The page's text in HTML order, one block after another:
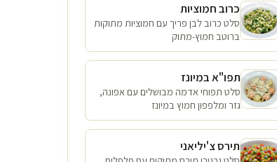
כרוב חמוציות
סלט כרוב לבן פריך עם חמוציות מתוקות
ברוטב חמוץ-מתוק
תפו"א במיונז
סלט תפוחי אדמה מבושלים עם אפונה,
גזר ומלפפון חמוץ במיונז
תירס צ'יליאני